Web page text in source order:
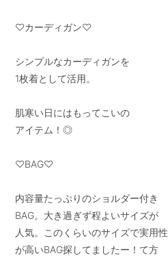
♡カーディガン♡
シンプルなカーディガンを
1枚着として活用。
肌寒い日にはもってこいの
アイテム！◎
♡BAG♡
内容量たっぷりのショルダー付き
BAG。大き過ぎず程よいサイズが
人気。このくらいのサイズで実用性
が高いBAG探してましたー！て方